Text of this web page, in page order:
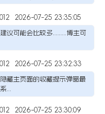
2026-07-25 23:35:05
议可能会比较多.........博主可
2026-07-25 23:32:33
藏主页面的收藏提示弹窗最
...
2026-07-25 23:30:09